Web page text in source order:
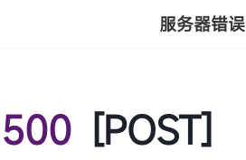
服务器错误
500 [POST]